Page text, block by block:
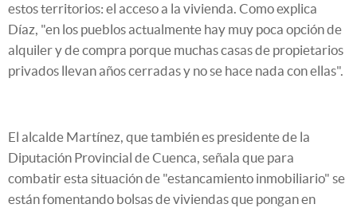
estos territorios: el acceso a la vivienda. Como explica
Díaz, "en los pueblos actualmente hay muy poca opción de
alquiler y de compra porque muchas casas de propietarios
privados llevan años cerradas y no se hace nada con ellas".
El alcalde Martínez, que también es presidente de la
Diputación Provincial de Cuenca, señala que para
combatir esta situación de "estancamiento inmobiliario" se
están fomentando bolsas de viviendas que pongan en